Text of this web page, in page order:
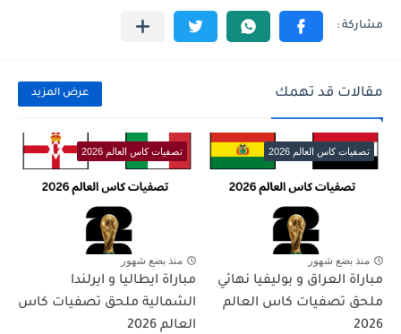
مقالات قد تهمك عرض المزيد
تصفيات كاس العالم 2026
منذ بضع شهور
مباراة العراق و بوليفيا نهائي
ملحق تصفيات كاس العالم
2026
تصفيات كاس العالم 2026
منذ بضع شهور
مباراة ايطاليا و ايرلندا
الشمالية ملحق تصفيات كاس
العالم 2026